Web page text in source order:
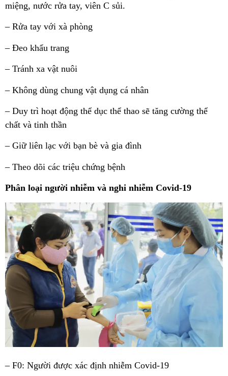
miệng, nước rửa tay, viên C sủi.
– Rửa tay với xà phòng
– Đeo khẩu trang
– Tránh xa vật nuôi
– Không dùng chung vật dụng cá nhân
– Duy trì hoạt động thể dục thể thao sẽ tăng cường thể
chất và tinh thần
– Giữ liên lạc với bạn bè và gia đình
– Theo dõi các triệu chứng bệnh
Phân loại người nhiễm và nghi nhiễm Covid-19
– F0: Người được xác định nhiễm Covid-19